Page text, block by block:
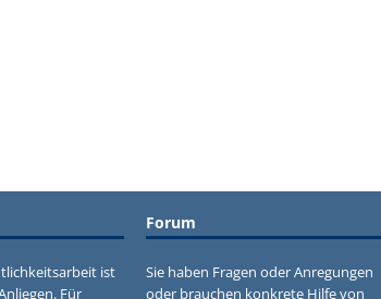
ist
Für
Forum
Sie haben Fragen oder Anregungen
oder brauchen konkrete Hilfe von